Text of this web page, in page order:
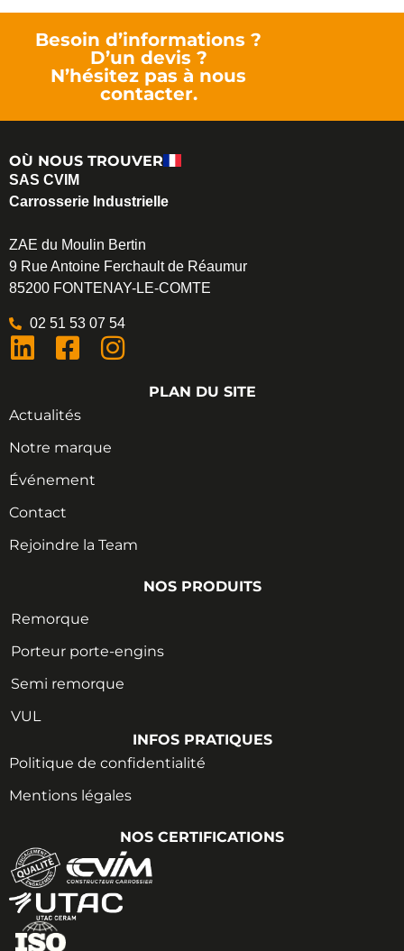
Besoin d’informations ?
D’un devis ?
N’hésitez pas à nous
contacter.
OÙ NOUS TROUVER
SAS CVIM
Carrosserie Industrielle
ZAE du Moulin Bertin
9 Rue Antoine Ferchault de Réaumur
85200 FONTENAY-LE-COMTE
02 51 53 07 54
PLAN DU SITE
Actualités
Notre marque
Événement
Contact
Rejoindre la Team
NOS PRODUITS
Remorque
Porteur porte-engins
Semi remorque
VUL
INFOS PRATIQUES
Politique de confidentialité
Mentions légales
NOS CERTIFICATIONS